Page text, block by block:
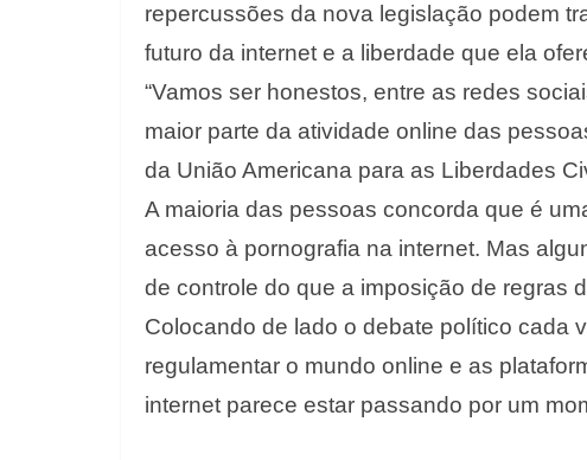
repercussões da nova legislação podem
futuro da internet e a liberdade que ela
“Vamos ser honestos, entre as redes
maior parte da atividade online das
da União Americana para as Liberdades
A maioria das pessoas concorda que é
acesso à pornografia na internet. Mas
de controle do que a imposição de regras
Colocando de lado o debate político cada
regulamentar o mundo online e as
internet parece estar passando por um